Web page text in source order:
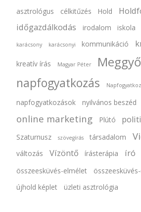
asztrológus célkitűzés Hold
időgazdálkodás
irodalom iskola
karácsony karácsonyi kommunikáció
kreatív írás Magyar Péter
napfogyatkozás
napfogyatkozások nyilvános beszéd
online marketing Plútó
Szaturnusz szövegírás társadalom
változás
Vízöntő írásterápia író
összeesküvés-elmélet
újhold képlet üzleti asztrológia